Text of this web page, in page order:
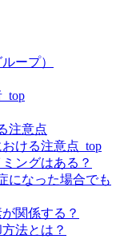
ープ）
注意点
ける注意点_top
ングはある？
になった場合でも
関係する？
法とは？